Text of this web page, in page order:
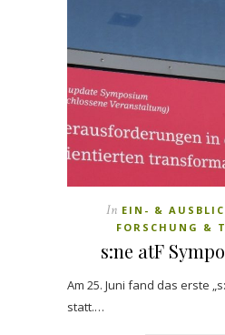
In EIN- &
FORSCHUNG &
s:ne atF
Am 25. Juni fand das erste
statt.…